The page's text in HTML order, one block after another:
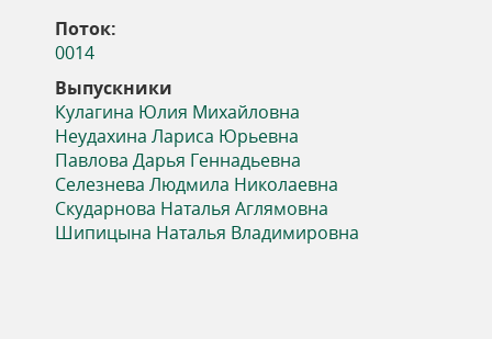
ы
з
д
е
с
Поток:
0014
Выпускники
Кулагина Юлия Михайловна
Неудахина Лариса Юрьевна
Павлова Дарья Геннадьевна
Селезнева Людмила Николаевна
Скударнова Наталья Аглямовна
Шипицына Наталья Владимировна